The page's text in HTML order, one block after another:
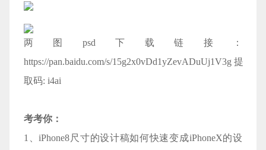
两图psd下载链接：
https://pan.baidu.com/s/15g2x0vDd1yZevADuUj1V3g 提
取码: i4ai
考考你：
1、iPhone8尺寸的设计稿如何快速变成iPhoneX的设